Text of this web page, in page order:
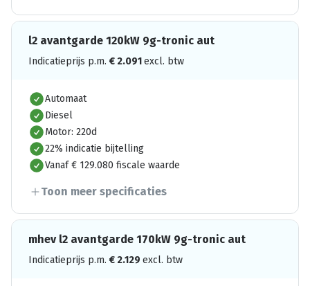
l2 avantgarde 120kW 9g-tronic aut
Indicatieprijs p.m. € 2.091excl. btw
Automaat
Diesel
Motor: 220d
22% indicatie bijtelling
Vanaf € 129.080 fiscale waarde
Toon meer specificaties
mhev l2 avantgarde 170kW 9g-tronic aut
Indicatieprijs p.m. € 2.129 excl. btw